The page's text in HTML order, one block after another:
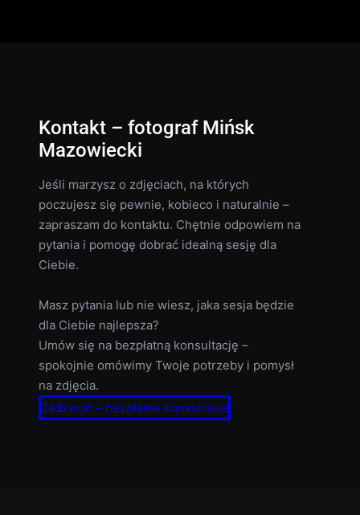
Kontakt – fotograf Mińsk
Mazowiecki
Jeśli marzysz o zdjęciach, na których
poczujesz się pewnie, kobieco i naturalnie –
zapraszam do kontaktu. Chętnie odpowiem na
pytania i pomogę dobrać idealną sesję dla
Ciebie.
Masz pytania lub nie wiesz, jaka sesja będzie
dla Ciebie najlepsza?
Umów się na bezpłatną konsultację –
spokojnie omówimy Twoje potrzeby i pomysł
na zdjęcia.
Zadzwoń – bezpłatna konsultacja